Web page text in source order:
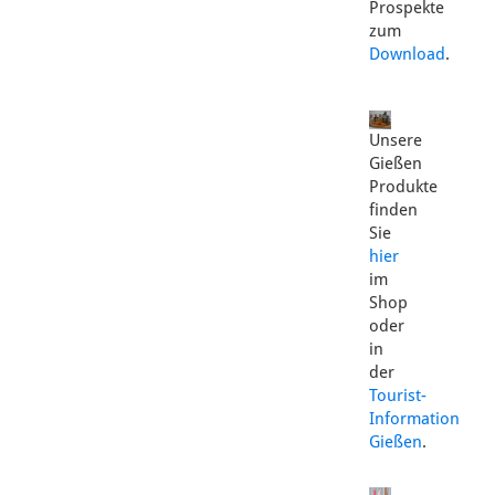
Prospekte
zum
Download.
Unsere
Gießen
Produkte
finden
Sie
hier
im
Shop
oder
in
der
Tourist-
Information
Gießen.